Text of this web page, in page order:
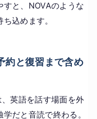
すと、NOVAのような
込めます。
約と復習まで含め
英語を話す場面を外
だと音読で終わる。